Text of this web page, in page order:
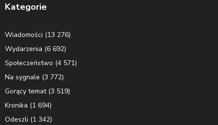
Kategorie
Wiadomości (13 276)
Wydarzenia (6 692)
Społeczeństwo (4 571)
Na sygnale (3 772)
Gorący temat(3 519)
Kronika (1 694)
Odeszli (1 342)